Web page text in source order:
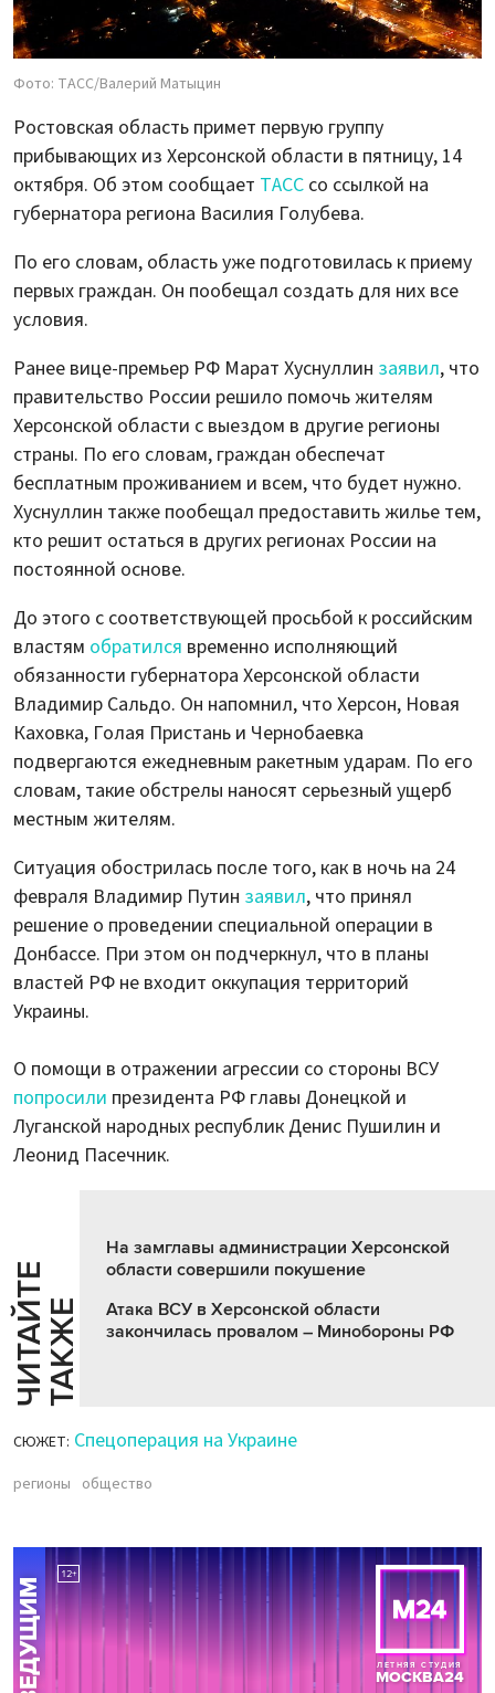
Фото: ТАСС/Валерий Матыцин
Ростовская область примет первую группу
прибывающих из Херсонской области в пятницу, 14
октября. Об этом сообщает ТАСС со ссылкой на
губернатора региона Василия Голубева.
По его словам, область уже подготовилась к приему
первых граждан. Он пообещал создать для них все
условия.
Ранее вице-премьер РФ Марат Хуснуллин заявил, что
правительство России решило помочь жителям
Херсонской области с выездом в другие регионы
страны. По его словам, граждан обеспечат
бесплатным проживанием и всем, что будет нужно.
Хуснуллин также пообещал предоставить жилье тем,
кто решит остаться в других регионах России на
постоянной основе.
До этого с соответствующей просьбой к российским
властям обратился временно исполняющий
обязанности губернатора Херсонской области
Владимир Сальдо. Он напомнил, что Херсон, Новая
Каховка, Голая Пристань и Чернобаевка
подвергаются ежедневным ракетным ударам. По его
словам, такие обстрелы наносят серьезный ущерб
местным жителям.
Ситуация обострилась после того, как в ночь на 24
февраля Владимир Путин заявил, что принял
решение о проведении специальной операции в
Донбассе. При этом он подчеркнул, что в планы
властей РФ не входит оккупация территорий
Украины.
О помощи в отражении агрессии со стороны ВСУ
попросили президента РФ главы Донецкой и
Луганской народных республик Денис Пушилин и
Леонид Пасечник.
Ч
И
Т
АЙ
Т
Е
Т
А
К
ЖЕ
На замглавы администрации Херсонской
области совершили покушение
Атака ВСУ в Херсонской области
закончилась провалом – Минобороны РФ
СЮЖЕТ: Спецоперация на Украине
регионы общество